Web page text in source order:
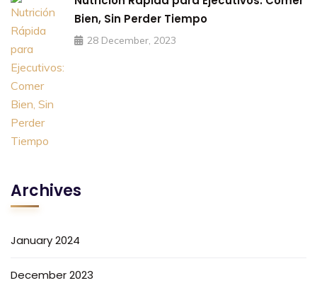
Bien, Sin Perder Tiempo
28 December, 2023
Archives
January 2024
December 2023